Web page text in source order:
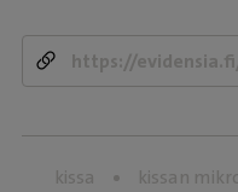
kissa kissan